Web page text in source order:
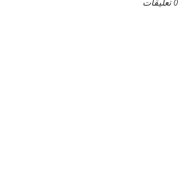
0 تعليقات